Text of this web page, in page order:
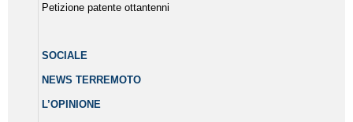
Petizione patente ottantenni
SOCIALE
NEWS TERREMOTO
L’OPINIONE